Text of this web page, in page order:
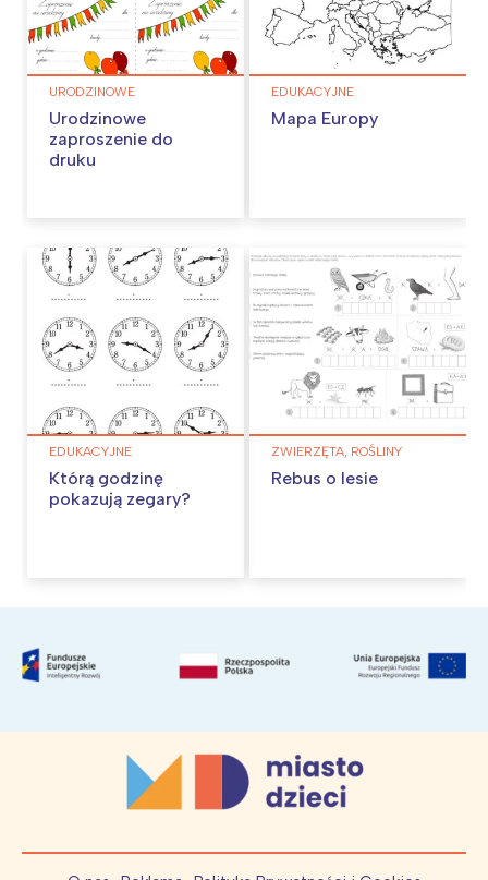
URODZINOWE
Urodzinowe
zaproszenie do
druku
EDUKACYJNE
Mapa Europy
EDUKACYJNE
Którą godzinę
pokazują zegary?
ZWIERZĘTA, ROŚLINY
Rebus o lesie